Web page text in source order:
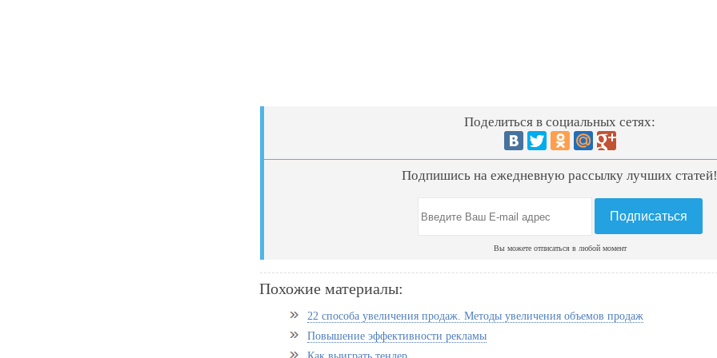
Поделиться в социальных сетях:
Подпишись на ежедневную рассылку лучших
Вы можете отписаться в любой момент
Похожие материалы:
22 способа увеличения продаж. Методы увеличения объемов продаж
Повышение эффективности рекламы